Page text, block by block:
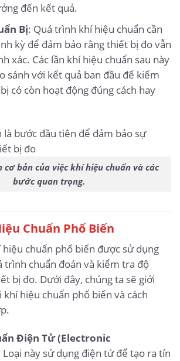
đến kết quả.
Bị: Quá trình khí hiệu chuẩn cần
kỳ để đảm bảo rằng thiết bị đo vẫn
xác. Các lần khí hiệu chuẩn sau này
sánh với kết quả ban đầu để kiểm
có còn hoạt động đúng cách hay
bản của việc khí hiệu chuẩn và các
bước quan trọng.
Chuẩn Phổ Biến
hiệu chuẩn phổ biến được sử dụng
trình chuẩn đoán và kiểm tra độ
bị đo. Dưới đây, chúng ta sẽ giới
hiệu chuẩn phổ biến và cách
Điện Tử (Electronic
Loại này sử dụng điện tử để tạo ra tín